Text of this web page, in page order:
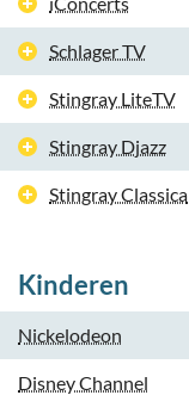
Schlager TV
Stingray LiteTV
Stingray Djazz
Stingray Classica
Kinderen
Nickelodeon
Disney Channel